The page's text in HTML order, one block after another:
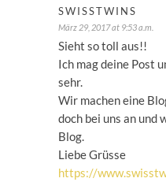
SWISSTWINS
März 29, 2017 at 9:53 a.m.
Sieht so toll aus!!
Ich mag deine Post
sehr.
Wir machen eine
doch bei uns an und
Blog.
Liebe Grüsse
https://